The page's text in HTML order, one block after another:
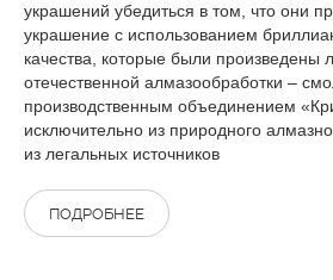
украшений убедиться в том, что они
украшение с использованием
качества, которые были произведены
отечественной алмазообработки –
производственным объединением
исключительно из природного
из легальных источников
ПОДРОБНЕЕ